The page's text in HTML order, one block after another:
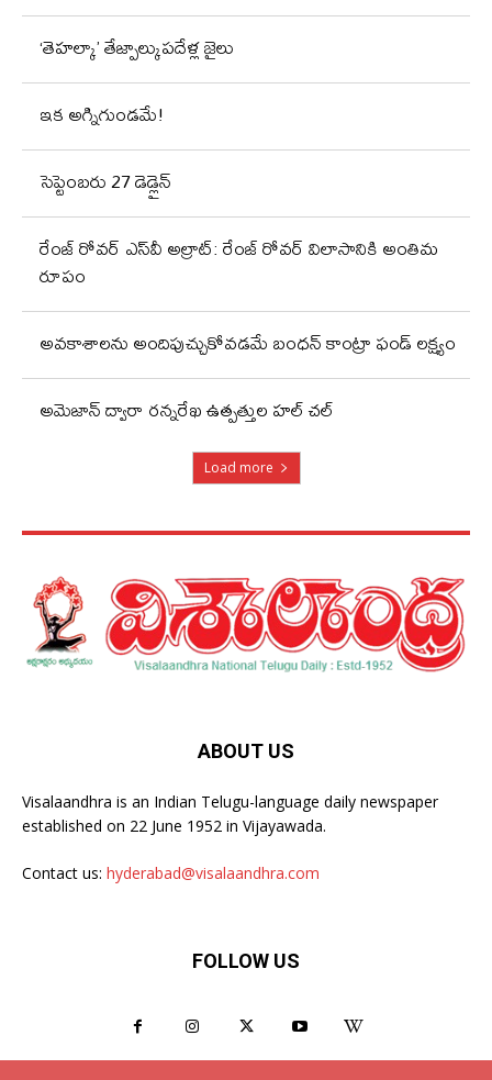
‘తెహల్కా’ తేజ్పాల్కుపదేళ్ల జైలు
ఇక అగ్నిగుండమే!
సెప్టెంబరు 27 డెడ్లైన్
రేంజ్ రోవర్ ఎస్‌వీ అల్రాట్: రేంజ్ రోవర్ విలాసానికి అంతిమ
రూపం
అవకాశాలను అందిపుచ్చుకోవడమే బంధన్ కాంట్రా ఫండ్ లక్ష్యం
అమెజాన్ ద్వారా రన్నరేఖ ఉత్పత్తుల హల్ చల్
Load more
ABOUT US
Visalaandhra is an Indian Telugu-language daily newspaper
established on 22 June 1952 in Vijayawada.
Contact us: hyderabad@visalaandhra.com
FOLLOW US